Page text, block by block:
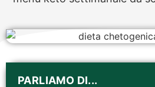
PARLIAMO DI...